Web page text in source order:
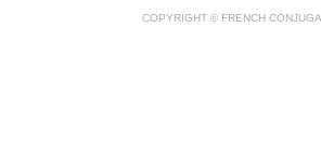
COPYRIGHT © FRENCH